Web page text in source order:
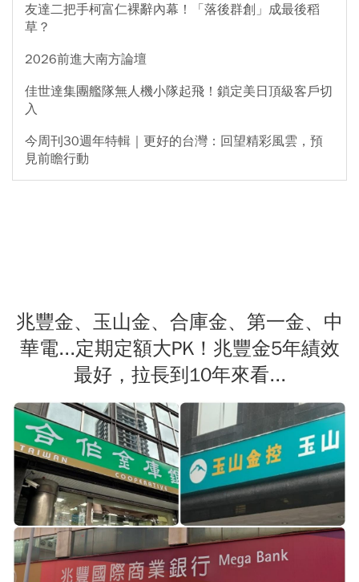
友達二把手柯富仁裸辭內幕！「落後群創」成最後稻
草？
2026前進大南方論壇
佳世達集團艦隊無人機小隊起飛！鎖定美日頂級客戶切
入
今周刊30週年特輯｜更好的台灣：回望精彩風雲，預
見前瞻行動
兆豐金、玉山金、合庫金、第一金、中
華電...定期定額大PK！兆豐金5年績效
最好，拉長到10年來看...